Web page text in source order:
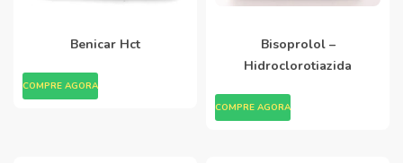
Benicar Hct
COMPRE AGORA
Bisoprolol –
Hidroclorotiazida
COMPRE AGORA